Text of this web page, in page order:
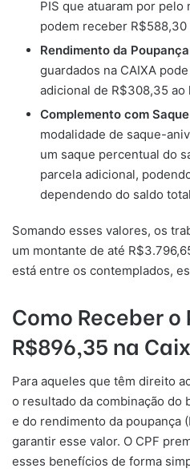
PIS que atuaram por pelo
podem receber R$588,30
Rendimento da Poupança
guardados na CAIXA
adicional de R$308,35 ao
Complemento com
modalidade de saque-
um saque percentual do
parcela adicional,
dependendo do saldo
Somando esses valores, os
um montante de até
está entre os contemplados,
Como Receber o
R$896,35 na
Para aqueles que têm direito
o resultado da combinação do
e do rendimento da poupança
garantir esse valor. O CPF
esses benefícios de forma